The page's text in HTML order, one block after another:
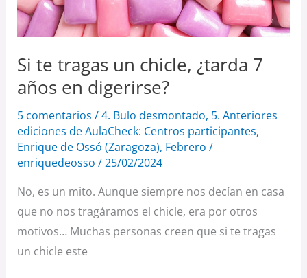
Si te tragas un chicle, ¿tarda 7
años en digerirse?
5 comentarios /4. Bulo desmontado, 5. Anteriores
ediciones de AulaCheck: Centros participantes,
Enrique de Ossó (Zaragoza), Febrero /
enriquedeosso /25/02/2024
No, es un mito. Aunque siempre nos decían en casa
que no nos tragáramos el chicle, era por otros
motivos… Muchas personas creen que si te tragas
un chicle este
años
en